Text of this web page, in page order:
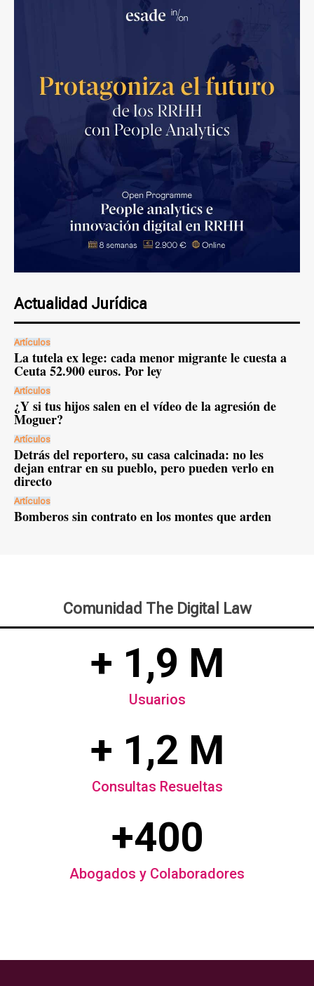
Actualidad Jurídica
Artículos
La tutela ex lege: cada menor migrante le cuesta a
Ceuta 52.900 euros. Por ley
Artículos
¿Y si tus hijos salen en el vídeo de la agresión de
Moguer?
Artículos
Detrás del reportero, su casa calcinada: no les
dejan entrar en su pueblo, pero pueden verlo en
directo
Artículos
Bomberos sin contrato en los montes que arden
Comunidad The Digital Law
+ 1,9 M
Usuarios
+ 1,2 M
Consultas Resueltas
+400
Abogados y Colaboradores